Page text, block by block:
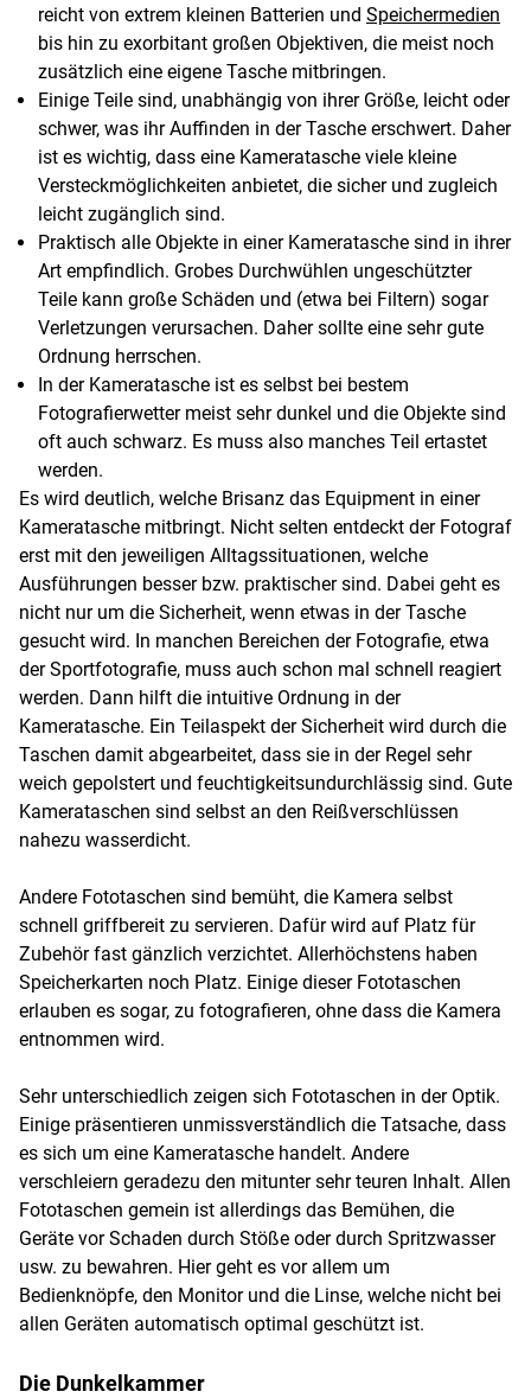
reicht von extrem kleinen Batterien und Speichermedien
bis hin zu exorbitant großen Objektiven, die meist noch
zusätzlich eine eigene Tasche mitbringen.
Einige Teile sind, unabhängig von ihrer Größe, leicht oder
schwer, was ihr Auffinden in der Tasche erschwert. Daher
ist es wichtig, dass eine Kameratasche viele kleine
Versteckmöglichkeiten anbietet, die sicher und zugleich
leicht zugänglich sind.
Praktisch alle Objekte in einer Kameratasche sind in ihrer
Art empfindlich. Grobes Durchwühlen ungeschützter
Teile kann große Schäden und (etwa bei Filtern) sogar
Verletzungen verursachen. Daher sollte eine sehr gute
Ordnung herrschen.
In der Kameratasche ist es selbst bei bestem
Fotografierwetter meist sehr dunkel und die Objekte sind
oft auch schwarz. Es muss also manches Teil ertastet
werden.
Es wird deutlich, welche Brisanz das Equipment in einer
Kameratasche mitbringt. Nicht selten entdeckt der Fotograf
erst mit den jeweiligen Alltagssituationen, welche
Ausführungen besser bzw. praktischer sind. Dabei geht es
nicht nur um die Sicherheit, wenn etwas in der Tasche
gesucht wird. In manchen Bereichen der Fotografie, etwa
der Sportfotografie, muss auch schon mal schnell reagiert
werden. Dann hilft die intuitive Ordnung in der
Kameratasche. Ein Teilaspekt der Sicherheit wird durch die
Taschen damit abgearbeitet, dass sie in der Regel sehr
weich gepolstert und feuchtigkeitsundurchlässig sind. Gute
Kamerataschen sind selbst an den Reißverschlüssen
nahezu wasserdicht.
Andere Fototaschen sind bemüht, die Kamera selbst
schnell griffbereit zu servieren. Dafür wird auf Platz für
Zubehör fast gänzlich verzichtet. Allerhöchstens haben
Speicherkarten noch Platz. Einige dieser Fototaschen
erlauben es sogar, zu fotografieren, ohne dass die Kamera
entnommen wird.
Sehr unterschiedlich zeigen sich Fototaschen in der Optik.
Einige präsentieren unmissverständlich die Tatsache, dass
es sich um eine Kameratasche handelt. Andere
verschleiern geradezu den mitunter sehr teuren Inhalt. Allen
Fototaschen gemein ist allerdings das Bemühen, die
Geräte vor Schaden durch Stöße oder durch Spritzwasser
usw. zu bewahren. Hier geht es vor allem um
Bedienknöpfe, den Monitor und die Linse, welche nicht bei
allen Geräten automatisch optimal geschützt ist.
Die Dunkelkammer